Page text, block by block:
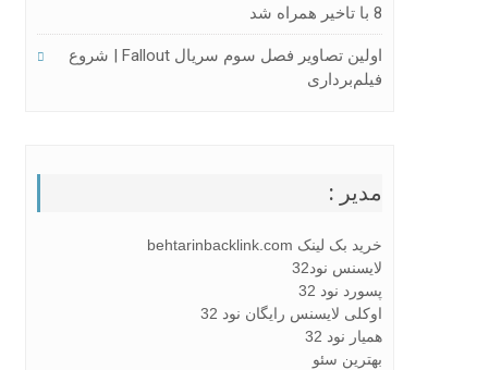
8 با تاخیر همراه شد
اولین تصاویر فصل سوم سریال Fallout | شروع
فیلم‌برداری
مدیر :
خرید بک لینک behtarinbacklink.com
لایسنس نود32
پسورد نود 32
اوکلی لایسنس رایگان نود 32
همیار نود 32
بهترین سئو